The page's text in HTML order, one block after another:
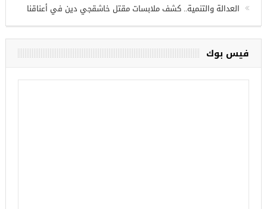
العدالة والتنمية.. كشف ملابسات مقتل خاشقجي دين في أعناقنا
فيس بوك